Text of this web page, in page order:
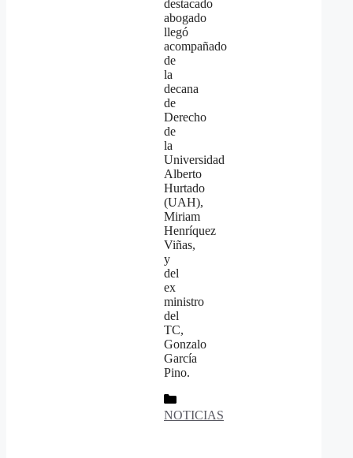
destacado
abogado
llegó
acompañado
de
la
decana
de
Derecho
de
la
Universidad
Alberto
Hurtado
(UAH),
Miriam
Henríquez
Viñas,
y
del
ex
ministro
del
TC,
Gonzalo
García
Pino.
Categorías
NOTICIAS